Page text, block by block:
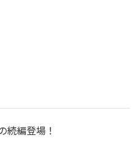
続編登場！